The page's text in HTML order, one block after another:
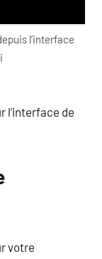
l’interface
l’interface de
votre